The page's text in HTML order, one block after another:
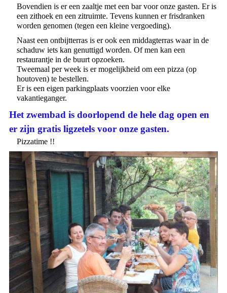
Bovendien is er een zaaltje met een bar voor onze gasten. Er is
een zithoek en een zitruimte. Tevens kunnen er frisdranken
worden genomen (tegen een kleine vergoeding).
Naast een ontbijtterras is er ook een middagterras waar in de
schaduw iets kan genuttigd worden. Of men kan een
restaurantje in de buurt opzoeken.
Tweemaal per week is er mogelijkheid om een pizza (op
houtoven) te bestellen.
Er is een eigen parkingplaats voorzien voor elke
vakantieganger.
Het zwembad is doorlopend de hele dag open en
er zijn gratis ligzetels voor onze gasten.
Pizzatime !!